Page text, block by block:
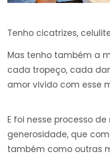
Tenho cicatrizes,
Mas tenho também a
cada tropeço, cada
amor vivido com esse
E foi nesse processo
generosidade, que
também como outras